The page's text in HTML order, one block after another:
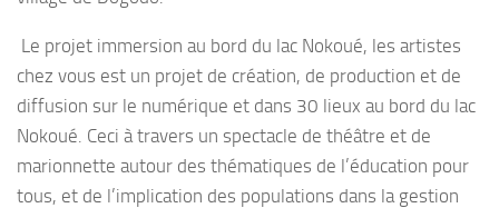
Le projet immersion au bord du lac Nokoué, les artistes
chez vous est un projet de création, de production et de
diffusion sur le numérique et dans 30 lieux au bord du lac
Nokoué. Ceci à travers un spectacle de théâtre et de
marionnette autour des thématiques de l’éducation pour
tous, et de l’implication des populations dans la gestion